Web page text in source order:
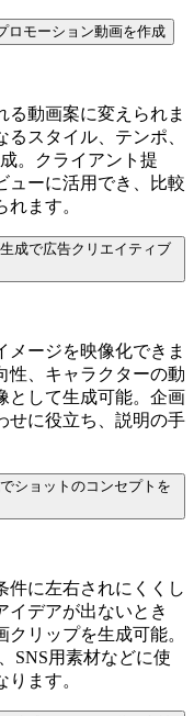
る動画案に変えられま
スタイル、テンポ、
。クライアント提
ューに活用でき、比較
ます。
メージを映像化できま
性、キャラクターの動
として生成可能。企画
せに役立ち、説明の手
件に左右されにくくし
イデアが出ないとき
リップを生成可能。
SNS用素材などに使
ます。